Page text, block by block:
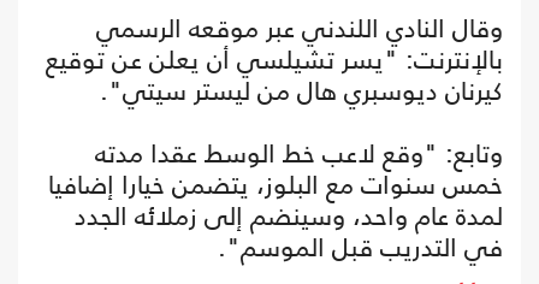
وقال النادي اللندني عبر موقعه الرسمي
بالإنترنت: "يسر تشيلسي أن يعلن عن توقيع
كيرنان ديوسبري هال من ليستر سيتي".
وتابع: "وقع لاعب خط الوسط عقدا مدته
خمس سنوات مع البلوز، يتضمن خيارا إضافيا
لمدة عام واحد، وسينضم إلى زملائه الجدد
في التدريب قبل الموسم".